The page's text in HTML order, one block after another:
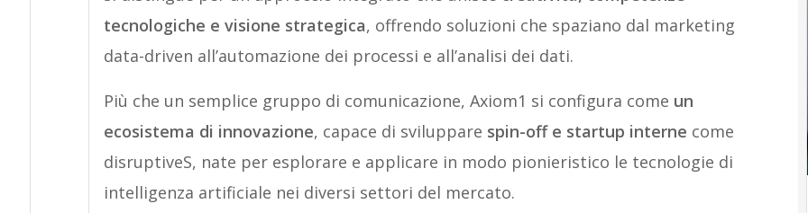
tecnologiche e visione strategica, offrendo soluzioni che spaziano dal marketing
data-driven all’automazione dei processi e all’analisi dei dati.
Più che un semplice gruppo di comunicazione, Axiom1 si configura come un
ecosistema di innovazione, capace di sviluppare spin-off e startup interne come
disruptiveS, nate per esplorare e applicare in modo pionieristico le tecnologie di
intelligenza artificiale nei diversi settori del mercato.